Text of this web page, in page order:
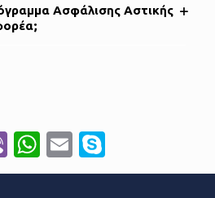
Ασφάλισης Αστικής
ViberWhatsApp
Email